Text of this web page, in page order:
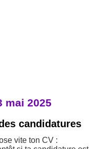
mai 2025
candidatures
vite ton CV :